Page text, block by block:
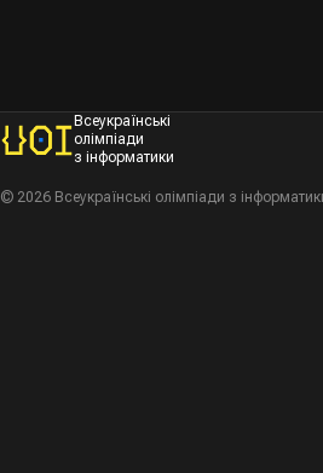
Всеукраїнські
олімпіади
з інформатики
© 2026 Всеукраїнські олімпіади з